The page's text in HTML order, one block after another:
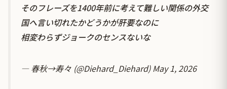
そのフレーズを1400年前に考えて難しい関係の外交
国へ言い切れたかどうかが肝要なのに
相変わらずジョークのセンスないな
— 春秋→寿々 (@Diehard_Diehard)May 1, 2026